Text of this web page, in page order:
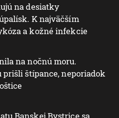
na desiatky
K najväčším
a kožné infekcie
na nočnú moru.
štípance, neporiadok
Banskej Bystrice sa